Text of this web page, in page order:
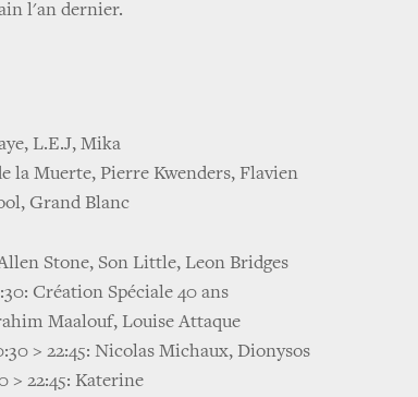
l'an dernier.
L.E.J, Mika
la Muerte, Pierre Kwenders, Flavien
Grand Blanc
Stone, Son Little, Leon Bridges
Création Spéciale 40 ans
Maalouf, Louise Attaque
> 22:45: Nicolas Michaux, Dionysos
> 22:45: Katerine